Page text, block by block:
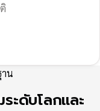
น
ะดับโลกและ